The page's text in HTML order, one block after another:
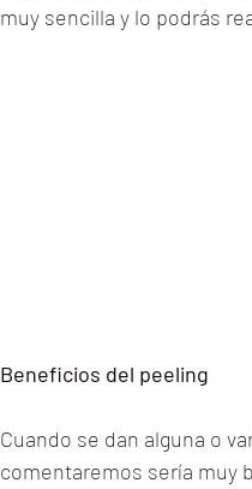
muy sencilla y lo podrás
Beneficios del peeling
Cuando se dan alguna o
comentaremos sería muy